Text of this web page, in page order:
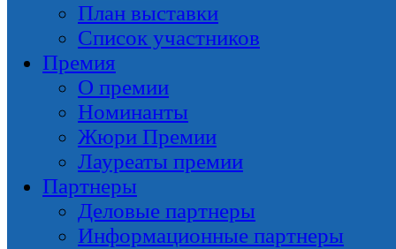
План выставки
Список участников
Премия
О премии
Номинанты
Жюри Премии
Лауреаты премии
Партнеры
Деловые партнеры
Информационные партнеры